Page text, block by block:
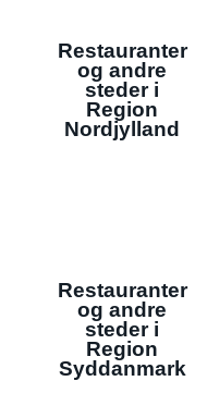
Restauranter
og andre
steder i
Region
Nordjylland
Restauranter
og andre
steder i
Region
Syddanmark